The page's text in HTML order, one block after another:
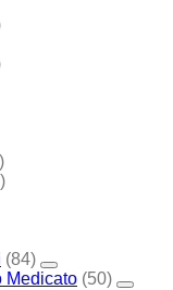
(84)
Medicato (50)